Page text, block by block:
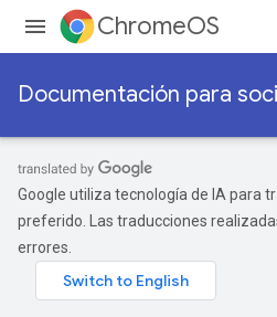
ChromeOS
Documentación para
Google utiliza tecnología de IA para
preferido. Las traducciones
errores.